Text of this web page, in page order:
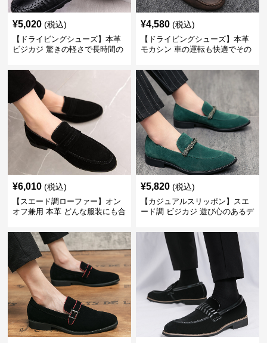
¥5,020 (税込)
【ドライビングシューズ】本革
ビジカジ 驚きの軽さで長時間の
¥4,580 (税込)
【ドライビングシューズ】本革
モカシン 車の運転も快適でその
¥6,010 (税込)
【スエード調ローファー】オン
オフ兼用 本革 どんな服装にも合
供
¥5,820 (税込)
【カジュアルスリッポン】スエ
ード調 ビジカジ 遊び心のあるデ
表現